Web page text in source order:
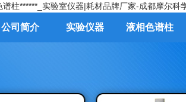
公司简介 实验仪器 液相色谱柱